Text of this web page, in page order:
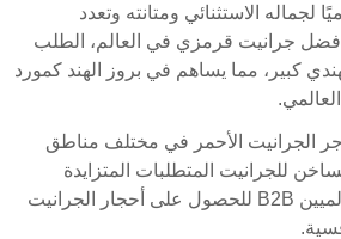
لجماله الاستثنائي ومتانته وتعدد
أفضل جرانيت قرمزي في العالم، الطلب
كبير، مما يساهم في بروز الهند كمورد
الجرانيت الأحمر في مختلف مناطق
للجرانيت المتطلبات المتزايدة
باستمرار للمشترين العالميين B2B للحصول على أحجار الجرانيت